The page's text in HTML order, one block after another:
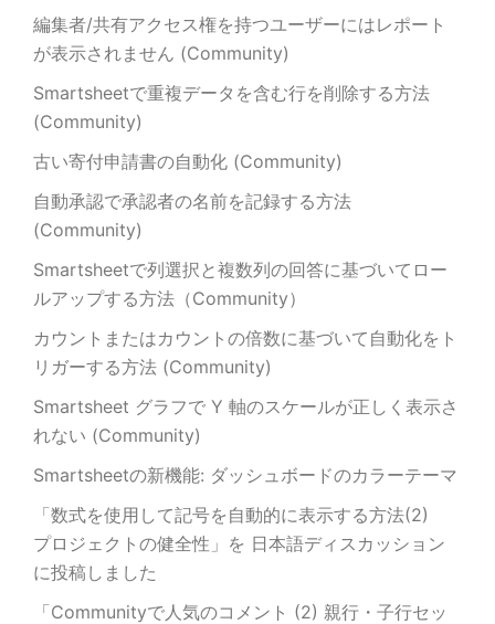
編集者/共有アクセス権を持つユーザーにはレポート
が表示されません (Community)
Smartsheetで重複データを含む行を削除する方法
(Community)
古い寄付申請書の自動化 (Community)
自動承認で承認者の名前を記録する方法
(Community)
Smartsheetで列選択と複数列の回答に基づいてロー
ルアップする方法（Community）
カウントまたはカウントの倍数に基づいて自動化をト
リガーする方法 (Community)
Smartsheet グラフで Y 軸のスケールが正しく表示さ
れない (Community)
Smartsheetの新機能: ダッシュボードのカラーテーマ
「数式を使用して記号を自動的に表示する方法(2)
プロジェクトの健全性」を 日本語ディスカッション
に投稿しました
「Communityで人気のコメント (2) 親行・子行セッ